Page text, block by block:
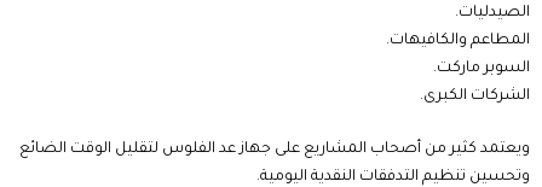
الصيدليات.
المطاعم والكافيهات.
السوبر ماركت.
الشركات الكبرى.
ويعتمد كثير من أصحاب المشاريع على جهاز عد الفلوس لتقليل الوقت الضائع
وتحسين تنظيم التدفقات النقدية اليومية.